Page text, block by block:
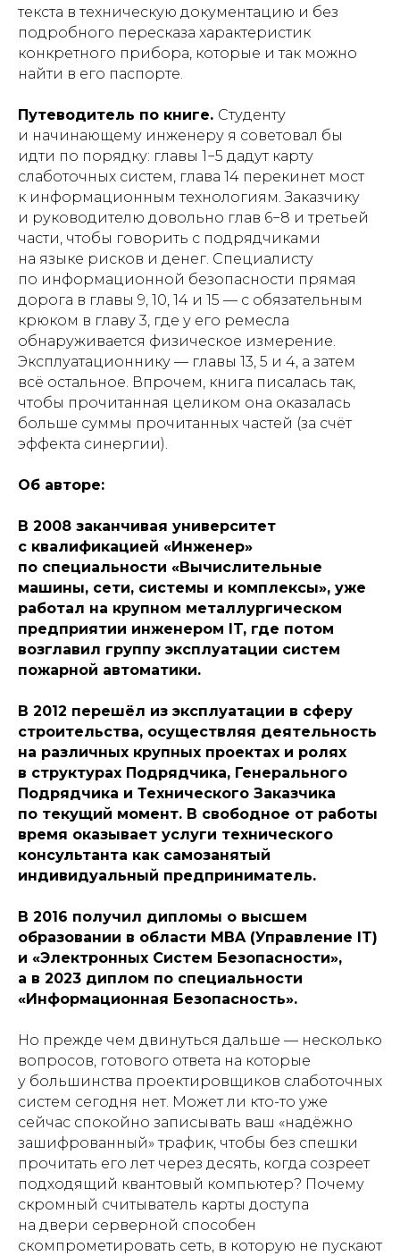
текста в техническую документацию и без
подробного пересказа характеристик
конкретного прибора, которые и так можно
найти в его паспорте.
Путеводитель по книге. Студенту
и начинающему инженеру я советовал бы
идти по порядку: главы 1−5 дадут карту
слаботочных систем, глава 14 перекинет мост
к информационным технологиям. Заказчику
и руководителю довольно глав 6−8 и третьей
части, чтобы говорить с подрядчиками
на языке рисков и денег. Специалисту
по информационной безопасности прямая
дорога в главы 9, 10, 14 и 15 — с обязательным
крюком в главу 3, где у его ремесла
обнаруживается физическое измерение.
Эксплуатационнику — главы 13, 5 и 4, а затем
всё остальное. Впрочем, книга писалась так,
чтобы прочитанная целиком она оказалась
больше суммы прочитанных частей (за счёт
эффекта синергии).
Об авторе:
В 2008 заканчивая университет
с квалификацией «Инженер»
по специальности «Вычислительные
машины, сети, системы и комплексы», уже
работал на крупном металлургическом
предприятии инженером IT, где потом
возглавил группу эксплуатации систем
пожарной автоматики.
В 2012 перешёл из эксплуатации в сферу
строительства, осуществляя деятельность
на различных крупных проектах и ролях
в структурах Подрядчика, Генерального
Подрядчика и Технического Заказчика
по текущий момент. В свободное от работы
время оказывает услуги технического
консультанта как самозанятый
индивидуальный предприниматель.
В 2016 получил дипломы о высшем
образовании в области MBA (Управление IT)
и «Электронных Систем Безопасности»,
а в 2023 диплом по специальности
«Информационная Безопасность».
Но прежде чем двинуться дальше — несколько
вопросов, готового ответа на которые
у большинства проектировщиков слаботочных
систем сегодня нет. Может ли кто-то уже
сейчас спокойно записывать ваш «надёжно
зашифрованный» трафик, чтобы без спешки
прочитать его лет через десять, когда созреет
подходящий квантовый компьютер? Почему
скромный считыватель карты доступа
на двери серверной способен
скомпрометировать сеть, в которую не пускают